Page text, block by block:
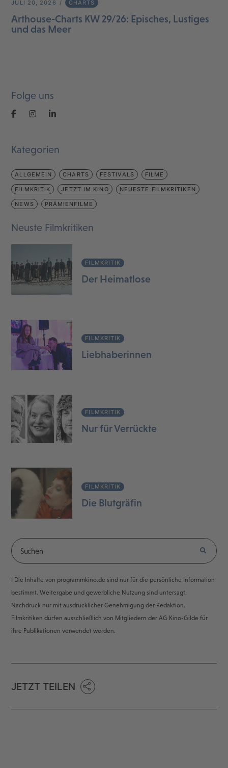
JULI 20, 2026 CHARTS
Arthouse-Charts KW 29/26: Episches, Lustiges
und das Meer
Folge uns
Kategorien
ALLGEMEIN CHARTS FESTIVALS FILME
FILMKRITIK JETZT IM KINO NEUESTE FILMKRITIKEN
NEWS PRÄMIENFILME
Neuste Filmkritiken
FILMKRITIK
Der Heimatlose
FILMKRITIK
Liebhaberinnen
FILMKRITIK
Nur für Verrückte
FILMKRITIK
Die Blutgräfin
ℹ️ Die Inhalte von programmkino.de sind nur für die persönliche Information
bestimmt. Weitergabe und gewerbliche Nutzung sind untersagt.
Nachdruck nur mit ausdrücklicher Genehmigung der Redaktion.
Filmkritiken dürfen ausschließlich von Mitgliedern der AG Kino-Gilde für
ihre Publikationen verwendet werden.
JETZT TEILEN